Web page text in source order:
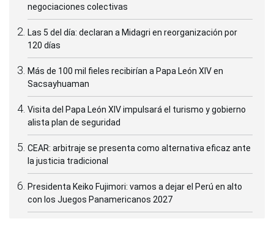
negociaciones colectivas
Las 5 del día: declaran a Midagri en reorganización por
120 días
Más de 100 mil fieles recibirían a Papa León XIV en
Sacsayhuaman
Visita del Papa León XIV impulsará el turismo y gobierno
alista plan de seguridad
CEAR: arbitraje se presenta como alternativa eficaz ante
la justicia tradicional
Presidenta Keiko Fujimori: vamos a dejar el Perú en alto
con los Juegos Panamericanos 2027